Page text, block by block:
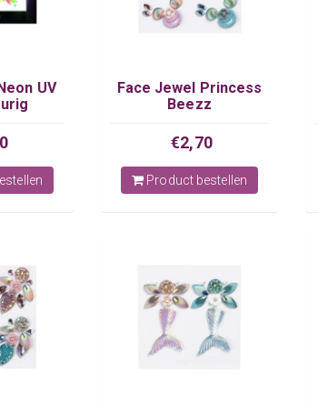
UV
Face Jewel Princess
Beezz
€2,70
Product bestellen